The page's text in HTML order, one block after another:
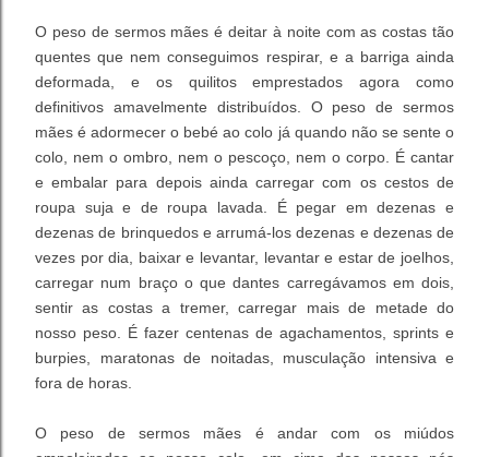
O peso de sermos mães é deitar à noite com as costas tão
quentes que nem conseguimos respirar, e a barriga ainda
deformada, e os quilitos emprestados agora como
definitivos amavelmente distribuídos. O peso de sermos
mães é adormecer o bebé ao colo já quando não se sente o
colo, nem o ombro, nem o pescoço, nem o corpo. É cantar
e embalar para depois ainda carregar com os cestos de
roupa suja e de roupa lavada. É pegar em dezenas e
dezenas de brinquedos e arrumá-los dezenas e dezenas de
vezes por dia, baixar e levantar, levantar e estar de joelhos,
carregar num braço o que dantes carregávamos em dois,
sentir as costas a tremer, carregar mais de metade do
nosso peso. É fazer centenas de agachamentos, sprints e
burpies, maratonas de noitadas, musculação intensiva e
fora de horas.
O peso de sermos mães é andar com os miúdos